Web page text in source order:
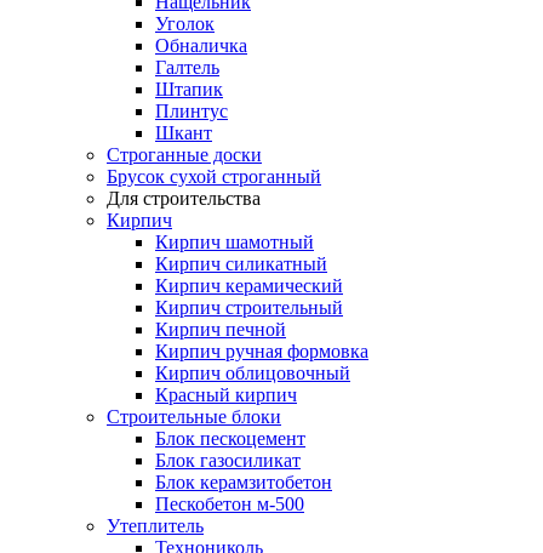
Уголок
Обналичка
Галтель
Штапик
Плинтус
Шкант
Строганные доски
Брусок сухой строганный
Для строительства
Кирпич
Кирпич шамотный
Кирпич силикатный
Кирпич керамический
Кирпич строительный
Кирпич печной
Кирпич ручная формовка
Кирпич облицовочный
Красный кирпич
Строительные блоки
Блок пескоцемент
Блок газосиликат
Блок керамзитобетон
Пескобетон м-500
Утеплитель
Технониколь